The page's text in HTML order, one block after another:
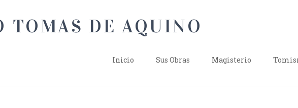
Inicio Sus Obras Magisterio